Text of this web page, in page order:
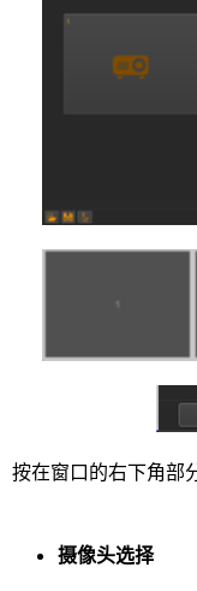
按在窗口的右下角部
摄像头选择